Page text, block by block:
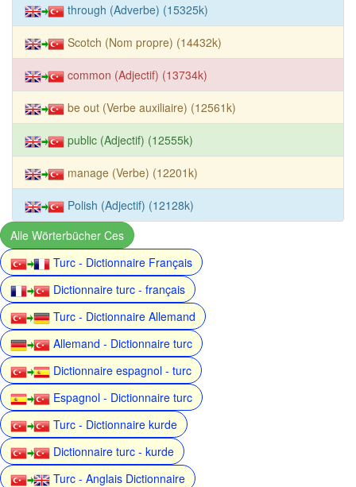
through (Adverbe) (15325k)
Scotch (Nom propre) (14432k)
common (Adjectif) (13734k)
be out (Verbe auxiliaire) (12561k)
public (Adjectif) (12555k)
manage (Verbe) (12201k)
Polish (Adjectif) (12128k)
Alle Wörterbücher Ces
Turc - Dictionnaire Français
Dictionnaire turc - français
Turc - Dictionnaire Allemand
Allemand - Dictionnaire turc
Dictionnaire espagnol - turc
Espagnol - Dictionnaire turc
Turc - Dictionnaire kurde
Dictionnaire turc - kurde
Turc - Anglais Dictionnaire